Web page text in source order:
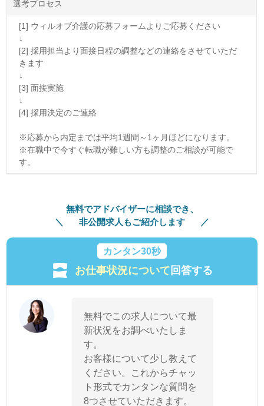
選考プロセス
[1] ウィルオブ介護の応募フォームよりご応募ください
↓
[2] 採用担当より面接日程の調整などの連絡をさせていただ
きます
↓
[3] 面接実施
↓
[4] 採用決定のご連絡
※応募から内定までは平均1週間～1ヶ月ほどになります。
※在職中で今すぐ転職が難しい方も調整のご相談が可能で
す。
無料でアドバイザーに相談でき、
非公開求人もご紹介します
カンタン30秒
お仕事状況について回答する
無料でこの求人について最
新状況をお調べいたしま
す。
お客様について少し教えて
ください。これからチャッ
ト形式でカンタンな質問を
8つさせていただきます。